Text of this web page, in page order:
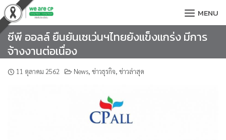
Skip
to
content
MENU
ซีพี ออลล์ ยืนยันเซเว่นฯไทยยังแข็งแกร่ง มีการ
จ้างงานต่อเนื่อง
11 ตุลาคม 2562 News, ข่าวธุรกิจ, ข่าวล่าสุด